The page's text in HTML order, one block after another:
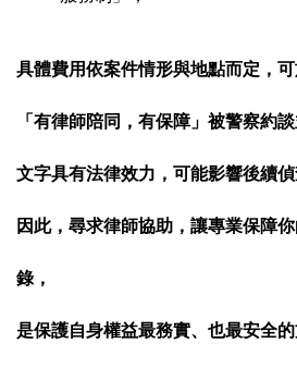
具體費用依案件情形與地點而定，可
「有律師陪同，有保障」 被警察約
文字具有法律效力，可能影響後續偵
因此， 尋求律師協助，讓專業保障
錄，
是保護自身權益最務實、也最安全的